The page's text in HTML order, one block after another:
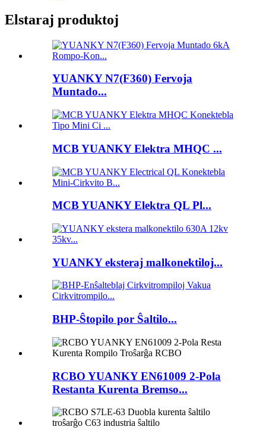
Elstaraj produktoj
YUANKY N7(F360) Fervoja
Muntado...
MCB YUANKY Elektra MHQC ...
MCB YUANKY Elektra QL Pl...
YUANKY eksteraj malkonektiloj...
BHP-Ŝtopilo por Ŝaltilo...
RCBO YUANKY EN61009 2-Pola
Restanta Kurenta Bremso...